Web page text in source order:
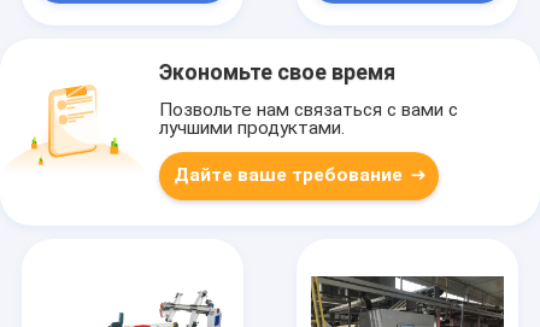
Экономьте свое время
Позвольте нам связаться с вами с
лучшими продуктами.
Дайте ваше требование